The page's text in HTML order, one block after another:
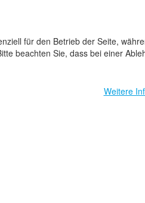
für den Betrieb der Seite,
beachten Sie, dass bei einer
Weitere